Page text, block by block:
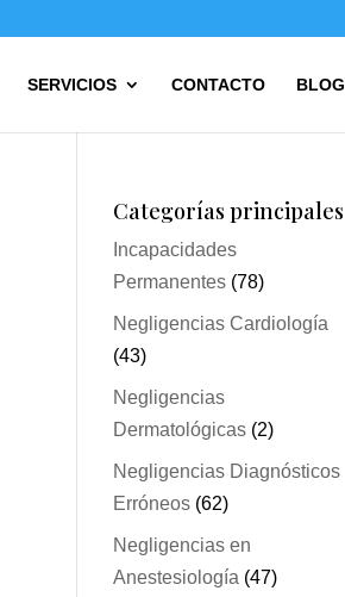
SERVICIOS CONTACTO BLOG
Categorías principales
Incapacidades
Permanentes (78)
Negligencias Cardiología
(43)
Negligencias
Dermatológicas (2)
Negligencias Diagnósticos
Erróneos (62)
Negligencias en
Anestesiología (47)